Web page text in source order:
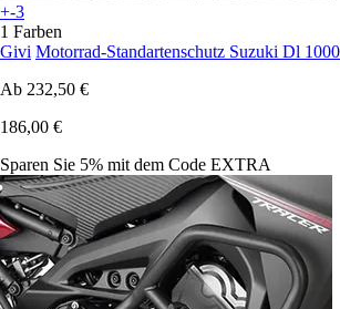
+-3
1 Farben
Givi Motorrad-Standartenschutz Suzuki Dl
Ab 232,50 €
186,00 €
Sparen Sie 5% mit dem Code EXTRA